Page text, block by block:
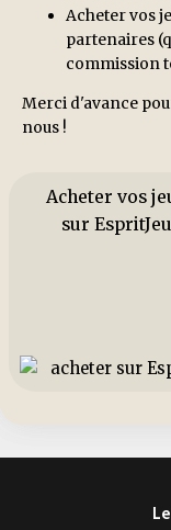
Acheter vos
partenaires
commission
Merci d'avance
nous !
Acheter vos
sur EspritJeu